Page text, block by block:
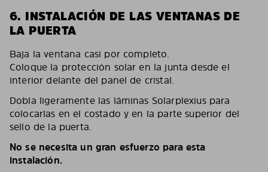
6. INSTALACIÓN DE LAS VENTANAS DE
LA PUERTA
Baja la ventana casi por completo.
Coloque la protección solar en la junta desde el
interior delante del panel de cristal.
Dobla ligeramente las láminas Solarplexius para
colocarlas en el costado y en la parte superior del
sello de la puerta.
No se necesita un gran esfuerzo para esta
instalación.